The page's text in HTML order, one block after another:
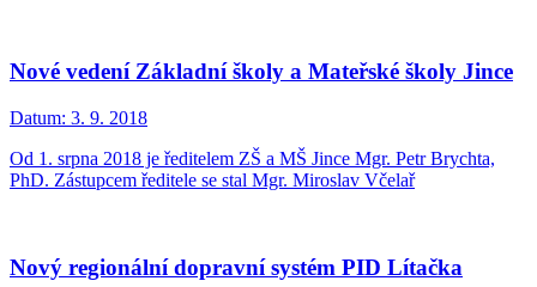
Nové vedení Základní školy a Mateřské školy Jince
Datum: 3. 9. 2018
Od 1. srpna 2018 je ředitelem ZŠ a MŠ Jince Mgr. Petr Brychta,
PhD. Zástupcem ředitele se stal Mgr. Miroslav Včelař
Nový regionální dopravní systém PID Lítačka